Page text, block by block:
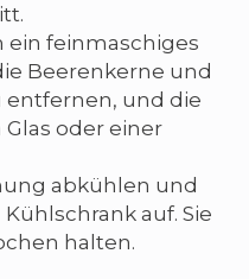
ein feinmaschiges
Beerenkerne und
entfernen, und die
oder einer
abkühlen und
auf. Sie
halten.